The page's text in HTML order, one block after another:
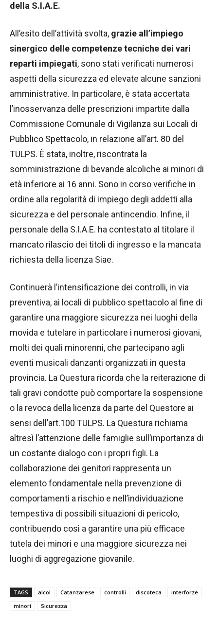
della S.I.A.E.
All’esito dell’attività svolta, grazie all’impiego
sinergico delle competenze tecniche dei vari
reparti impiegati, sono stati verificati numerosi
aspetti della sicurezza ed elevate alcune sanzioni
amministrative. In particolare, è stata accertata
l’inosservanza delle prescrizioni impartite dalla
Commissione Comunale di Vigilanza sui Locali di
Pubblico Spettacolo, in relazione all’art. 80 del
TULPS. È stata, inoltre, riscontrata la
somministrazione di bevande alcoliche ai minori di
età inferiore ai 16 anni. Sono in corso verifiche in
ordine alla regolarità di impiego degli addetti alla
sicurezza e del personale antincendio. Infine, il
personale della S.I.A.E. ha contestato al titolare il
mancato rilascio dei titoli di ingresso e la mancata
richiesta della licenza Siae.
Continuerà l’intensificazione dei controlli, in via
preventiva, ai locali di pubblico spettacolo al fine di
garantire una maggiore sicurezza nei luoghi della
movida e tutelare in particolare i numerosi giovani,
molti dei quali minorenni, che partecipano agli
eventi musicali danzanti organizzati in questa
provincia. La Questura ricorda che la reiterazione di
tali gravi condotte può comportare la sospensione
o la revoca della licenza da parte del Questore ai
sensi dell’art.100 TULPS. La Questura richiama
altresì l’attenzione delle famiglie sull’importanza di
un costante dialogo con i propri figli. La
collaborazione dei genitori rappresenta un
elemento fondamentale nella prevenzione di
comportamenti a rischio e nell’individuazione
tempestiva di possibili situazioni di pericolo,
contribuendo così a garantire una più efficace
tutela dei minori e una maggiore sicurezza nei
luoghi di aggregazione giovanile.
TAGS alcol Catanzarese controlli discoteca
interforze
minori
Sicurezza